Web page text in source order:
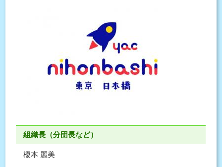
組織長（分団長など）
榎本 麗美